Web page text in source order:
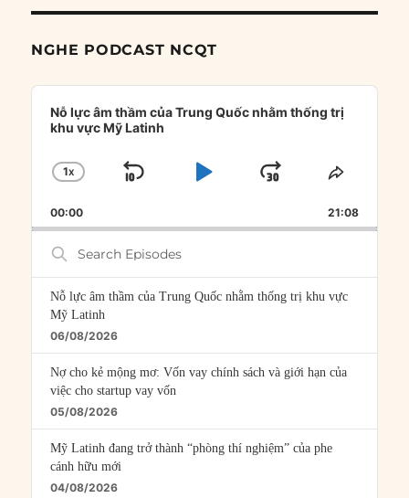
NGHE PODCAST NCQT
Audio
Player
Nỗ lực âm thầm của Trung Quốc nhằm thống trị
khu vực Mỹ Latinh
CHANGE
RATE
1X
SKIP
PLAYJUMP
FORWARD
SHARE
00:00 21:08
Search
Episodes
Nỗ lực âm thầm của Trung Quốc nhằm thống trị khu vực
Mỹ Latinh
06/08/2026
Nợ cho kẻ mộng mơ: Vốn vay chính sách và giới hạn của
việc cho startup vay vốn
05/08/2026
Mỹ Latinh đang trở thành “phòng thí nghiệm” của phe
cánh hữu mới
04/08/2026